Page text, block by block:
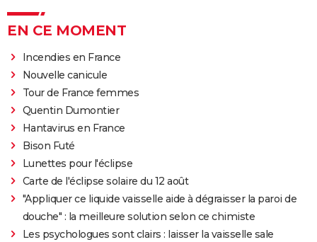
EN CE MOMENT
Incendies en France
Nouvelle canicule
Tour de France femmes
Quentin Dumontier
Hantavirus en France
Bison Futé
Lunettes pour l'éclipse
Carte de l'éclipse solaire du 12 août
"Appliquer ce liquide vaisselle aide à dégraisser la paroi de
douche" : la meilleure solution selon ce chimiste
Les psychologues sont clairs : laisser la vaisselle sale